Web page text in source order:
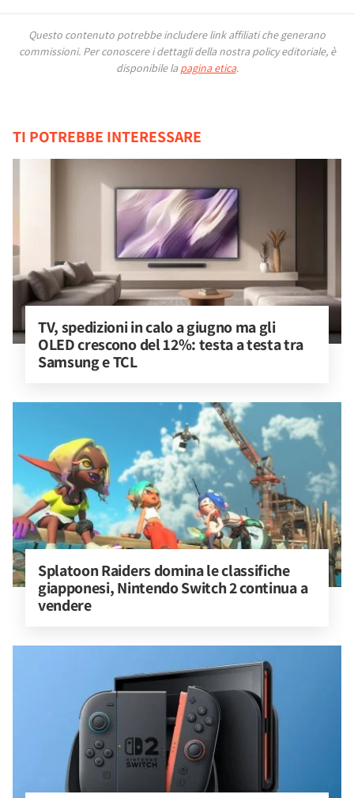
Questo contenuto potrebbe includere link affiliati che generano
commissioni. Per conoscere i dettagli della nostra policy editoriale, è
disponibile la pagina etica.
TI POTREBBE INTERESSARE
TV, spedizioni in calo a giugno ma gli
OLED crescono del 12%: testa a testa tra
Samsung e TCL
Splatoon Raiders domina le classifiche
giapponesi, Nintendo Switch 2 continua a
vendere